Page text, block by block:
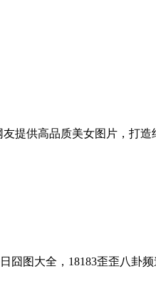
提供高品质美女图片，
囧图大全，18183歪歪八卦